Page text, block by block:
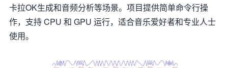
卡拉OK生成和音频分析等场景。项目提供简单命令行操
作，支持 CPU 和 GPU 运行，适合音乐爱好者和专业人士
使用。